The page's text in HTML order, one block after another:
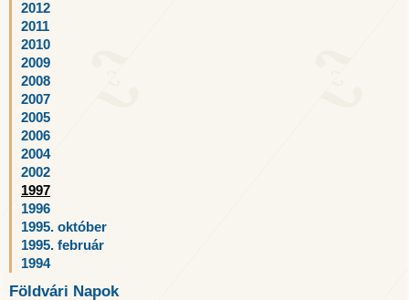
2012
2011
2010
2009
2008
2007
2005
2006
2004
2002
1997
1996
1995. október
1995. február
1994
Földvári Napok